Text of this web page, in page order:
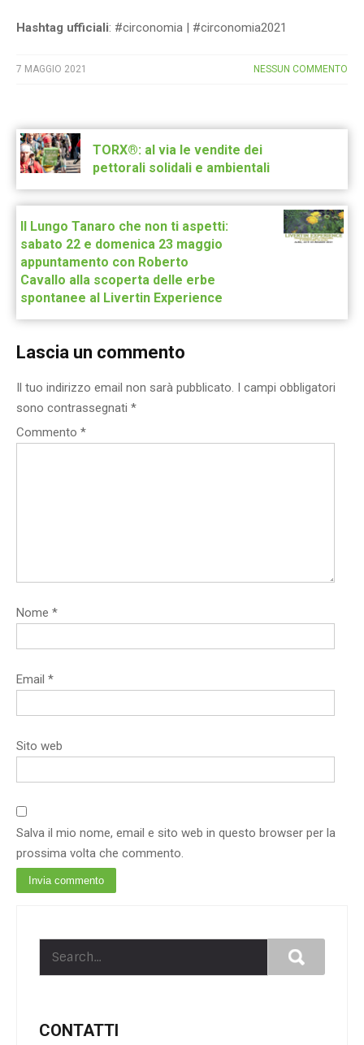
Hashtag ufficiali: #circonomia | #circonomia2021
7 MAGGIO 2021 NESSUN COMMENTO
Post
navigation
TORX®: al via le vendite dei
pettorali solidali e ambientali
Il Lungo Tanaro che non ti aspetti:
sabato 22 e domenica 23 maggio
appuntamento con Roberto
Cavallo alla scoperta delle erbe
spontanee al Livertin Experience
Lascia un commento
Il tuo indirizzo email non sarà pubblicato. I campi obbligatori
sono contrassegnati *
Commento *
Nome *
Email *
Sito web
Salva il mio nome, email e sito web in questo browser per la
prossima volta che commento.
CONTATTI